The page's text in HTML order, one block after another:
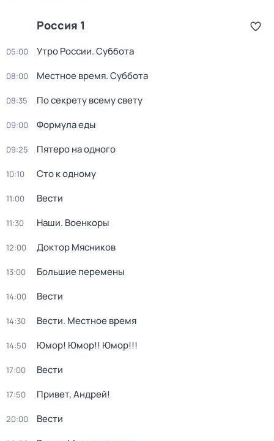
Россия 1
05:00 Утро России. Суббота
08:00 Местное время. Суббота
08:35 По секрету всему свету
09:00 Формула еды
09:25 Пятеро на одного
10:10 Сто к одному
11:00 Вести
11:30 Наши. Военкоры
12:00 Доктор Мясников
13:00 Большие перемены
14:00 Вести
14:30 Вести. Местное время
14:50 Юмор! Юмор!! Юмор!!!
17:00 Вести
17:50 Привет, Андрей!
20:00 Вести